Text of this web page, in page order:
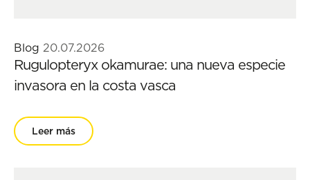
Blog 20.07.2026
Rugulopteryx okamurae: una nueva especie
invasora en la costa vasca
Leer más